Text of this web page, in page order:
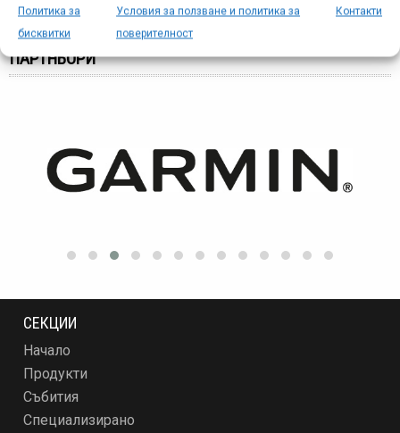
Политика за
бисквитки
Условия за ползване и политика за
поверителност
Контакти
ПАРТНЬОРИ
СЕКЦИИ
Начало
Продукти
Събития
Специализирано